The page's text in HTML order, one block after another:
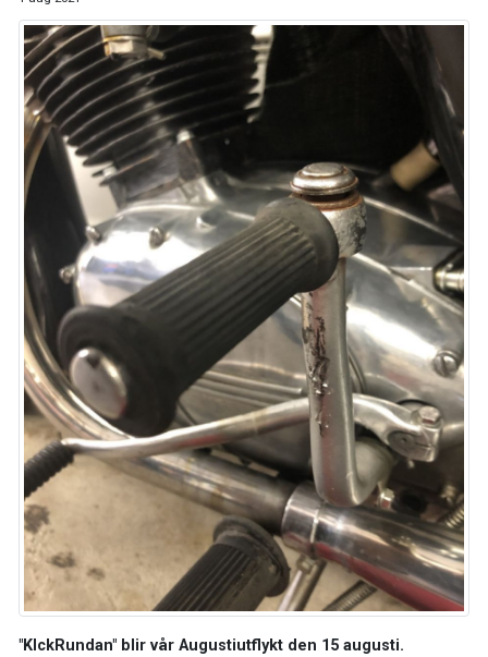
"KIckRundan" blir vår Augustiutflykt den 15 augusti.